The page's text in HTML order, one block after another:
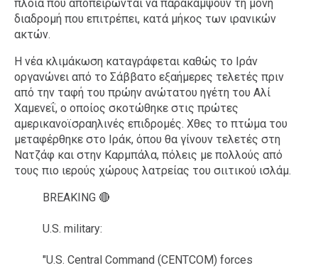
πλοία που αποπειρώνται να παρακάμψουν τη μόνη
διαδρομή που επιτρέπει, κατά μήκος των ιρανικών
ακτών.
Η νέα κλιμάκωση καταγράφεται καθώς το Ιράν
οργανώνει από το Σάββατο εξαήμερες τελετές πριν
από την ταφή του πρώην ανώτατου ηγέτη του Αλί
Χαμενεΐ, ο οποίος σκοτώθηκε στις πρώτες
αμερικανοϊσραηλινές επιδρομές. Χθες το πτώμα του
μεταφέρθηκε στο Ιράκ, όπου θα γίνουν τελετές στη
Νατζάφ και στην Καρμπάλα, πόλεις με πολλούς από
τους πιο ιερούς χώρους λατρείας του σιιτικού ισλάμ.
BREAKING 🔴
U.S. military:
"U.S. Central Command (CENTCOM) forces